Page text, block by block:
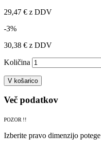
29,47 € z DDV
-3%
30,38 € z DDV
Količina
V košarico
Več podatkov
POZOR !!
Izberite pravo dimenzijo potege